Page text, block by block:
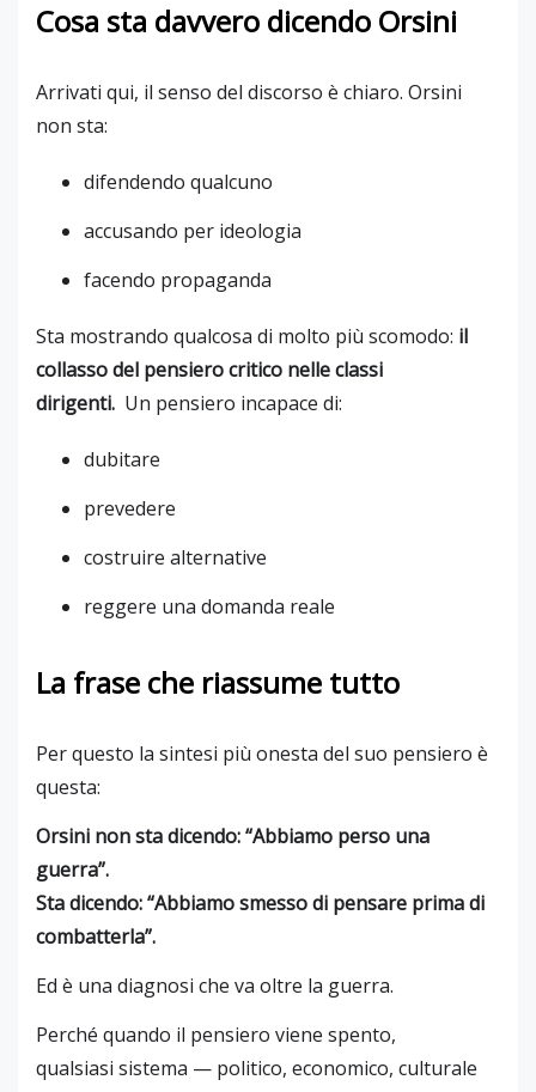
Cosa sta davvero dicendo Orsini
Arrivati qui, il senso del discorso è chiaro. Orsini
non sta:
difendendo qualcuno
accusando per ideologia
facendo propaganda
Sta mostrando qualcosa di molto più scomodo: il
collasso del pensiero critico nelle classi
dirigenti. Un pensiero incapace di:
dubitare
prevedere
costruire alternative
reggere una domanda reale
La frase che riassume tutto
Per questo la sintesi più onesta del suo pensiero è
questa:
Orsini non sta dicendo: “Abbiamo perso una
guerra”.
Sta dicendo: “Abbiamo smesso di pensare prima di
combatterla”.
Ed è una diagnosi che va oltre la guerra.
Perché quando il pensiero viene spento,
qualsiasi sistema — politico, economico, culturale